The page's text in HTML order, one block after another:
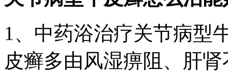
1、中药浴治疗关节病型
皮癣多由风湿痹阻、肝